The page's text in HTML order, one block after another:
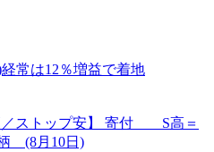
常は12％増益で着地
／ストップ安】 寄付 S高＝
(8月10日)